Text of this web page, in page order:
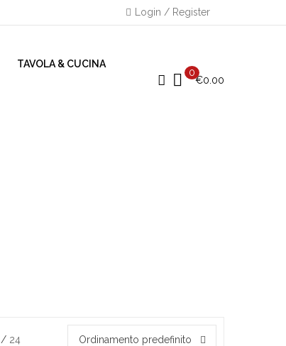
Login / Register
TAVOLA & CUCINA
0
€0.00
24 Ordinamento predefinito